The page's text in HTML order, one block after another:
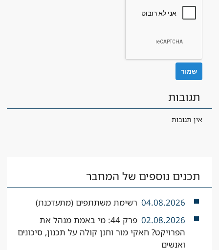
תגובות
אין תגובות
תכנים נוספים של המחבר
04.08.2026 רשימת משתתפים (מתעדכנת)
02.08.2026
פרק 44: מי באמת מנהל את
הפרויקט? חאקי מור וחנן קולה על תכנון, סיכונים
ואנשים